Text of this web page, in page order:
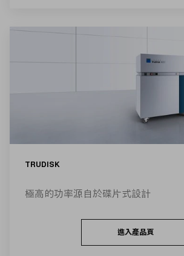
TRUDISK
極高的功率源自於碟片式設計
進入產品頁